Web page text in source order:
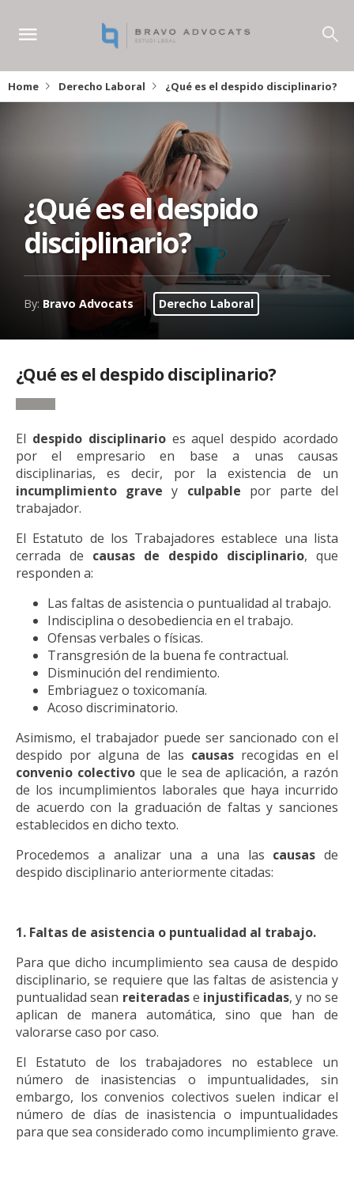
Home Derecho Laboral ¿Qué es el despido disciplinario?
¿Qué es el despido
disciplinario?
By: Bravo Advocats Derecho Laboral
¿Qué es el despido disciplinario?
El despido disciplinarioes aquel despido acordado
por el empresario en base a unas causas
disciplinarias, es decir, por la existencia de un
incumplimiento gravey culpable por parte del
trabajador.
El Estatuto de los Trabajadores establece una lista
cerrada de causas de despido disciplinario, que
responden a:
Las faltas de asistencia o puntualidad al trabajo.
Indisciplina o desobediencia en el trabajo.
Ofensas verbales o físicas.
Transgresión de la buena fe contractual.
Disminución del rendimiento.
Embriaguez o toxicomanía.
Acoso discriminatorio.
Asimismo, el trabajador puede ser sancionado con el
despido por alguna de las causas recogidas en el
convenio colectivoque le sea de aplicación, a razón
de los incumplimientos laborales que haya incurrido
de acuerdo con la graduación de faltas y sanciones
establecidos en dicho texto.
Procedemos a analizar una a una las causas de
despido disciplinario anteriormente citadas:
1. Faltas de asistencia o puntualidad al trabajo.
Para que dicho incumplimiento sea causa de despido
disciplinario, se requiere que las faltas de asistencia y
puntualidad sean reiteradase injustificadas, y no se
aplican de manera automática, sino que han de
valorarse caso por caso.
El Estatuto de los trabajadores no establece un
número de inasistencias o impuntualidades, sin
embargo, los convenios colectivos suelen indicar el
número de días de inasistencia o impuntualidades
para que sea considerado como incumplimiento grave.